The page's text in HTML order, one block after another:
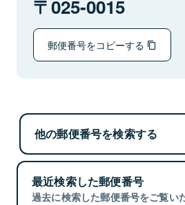
025-0015
郵便番号をコピーする
他の郵便番号を検索する
最近検索した郵便番号
過去に検索した郵便番号をご覧い